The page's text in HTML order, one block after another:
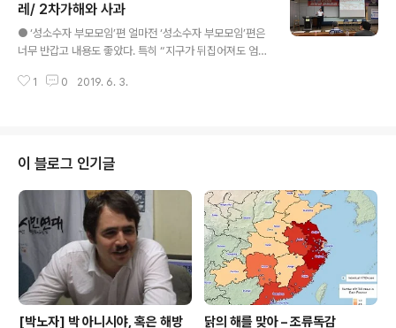
생각을 하게 만든 주역 중에 하나가 바로 우리에게 그것을
강요해 온 나라의 대통령이며, 지금 멕시코 국경에서 그 어
리석고 잔인한 짓을 확대하고 있는 트럼프라는 것이 아이
러니다. 얼마전 멕시코 국경 강가에서 아빠의 목에 팔을 걸
고 함께 죽은 아기의 살인범. 그래도 이런 트윗 즉석 만남은
레/ 2차가해와 사과
● ‘성소수자 부모모임’편 얼마전 ‘성소수자 부모모임’편은
너무 반갑고 내용도 좋았다. 특히 “지구가 뒤집어져도 엄마
자가 얼마나 위안이 됐을지 상상이 됐다. 그런 사람이 1명
족들까지 슬픔, 절망, 공포를 느끼게 만드는 구조가 얼마나
어처구니없고 끔찍한 것인지의 문제다. 얼마 전에 본 영화
도 생각났다.(이하 스포 있음) 영화는 ‘동성애 전환치료 센
터’에서 벌어진 실화를 바탕으로 하는데, 이성애를 기본값
으로 잡아놓고 동성애를 강제 치료를 통해 ‘정상’으로 돌려
놓는다는 생각이 ..
1 0 2019. 6. 3.
이 블로그 인기글
[박노자] 박 아니시야, 혹은 해방
닭의 해를 맞아 – 조류독감